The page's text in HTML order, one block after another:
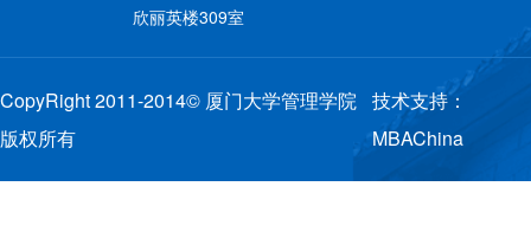
欣丽英楼309室
CopyRight 2011-2014© 厦门大学管理学院
版权所有
技术支持：
MBAChina